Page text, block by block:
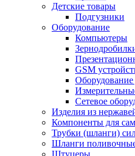
Детские товары
Подгузники
Оборудование
Компьютеры
GSM
Оборудование
Сетевое
Изделия из
Компоненты для
Трубки (шланги)
Шланги
Штуцеры